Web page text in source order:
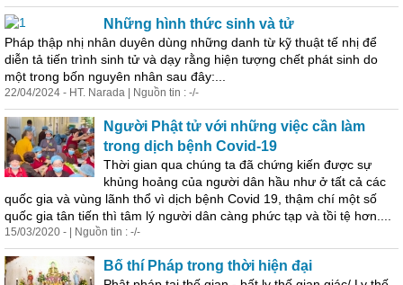
Những hình thức sinh và tử
Pháp thập nhị nhân duyên dùng những danh từ kỹ thuật tế nhị để
diễn tả tiến trình sinh tử và dạy rằng hiện tượng chết phát sinh do
một trong bốn nguyên nhân sau đây:...
22/04/2024 - HT. Narada | Nguồn tin : -/-
Người Phật tử với những việc cần làm
trong dịch bệnh Covid-19
Thời gian qua chúng ta đã chứng kiến được sự
khủng hoảng của người dân hầu như ở tất cả các
quốc gia và vùng lãnh thổ vì dịch bệnh Covid 19, thậm chí một số
quốc gia tân tiến thì tâm lý người dân càng phức tạp và tồi tệ hơn....
15/03/2020 - | Nguồn tin : -/-
Bố thí Pháp trong thời hiện đại